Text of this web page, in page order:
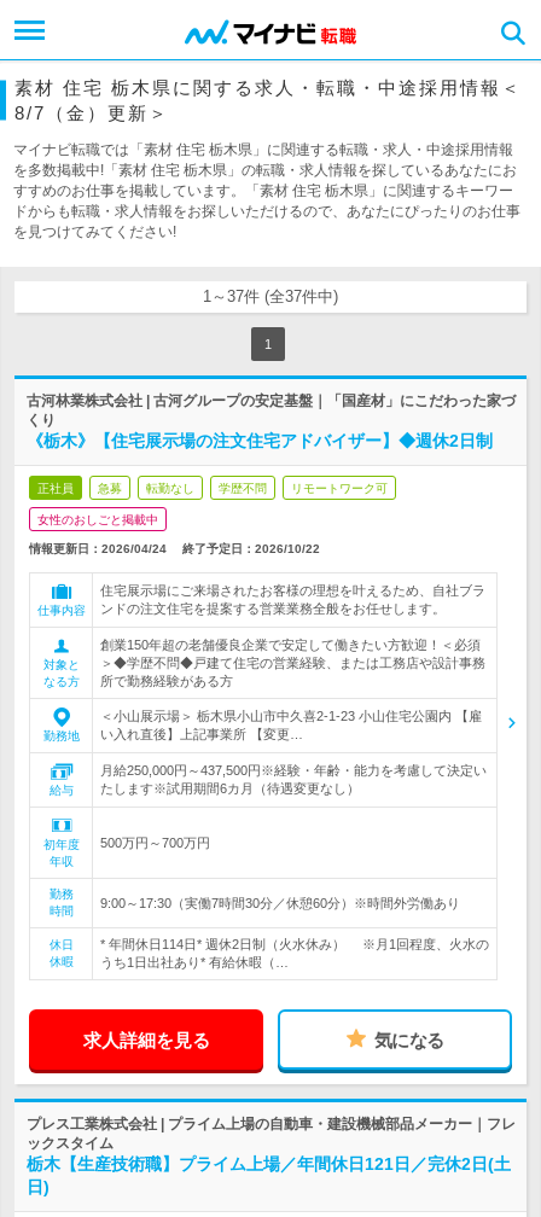
素材 住宅 栃木県に関する求人・転職・中途採用情報＜
8/7（金）更新＞
マイナビ転職では「素材 住宅 栃木県」に関連する転職・求人・中途採用情報
を多数掲載中!「素材 住宅 栃木県」の転職・求人情報を探しているあなたにお
すすめのお仕事を掲載しています。「素材 住宅 栃木県」に関連するキーワー
ドからも転職・求人情報をお探しいただけるので、あなたにぴったりのお仕事
を見つけてみてください!
1～37件 (全37件中)
1
古河林業株式会社 | 古河グループの安定基盤｜「国産材」にこだわった家づ
くり
《栃木》【住宅展示場の注文住宅アドバイザー】◆週休2日制
正社員 急募 転勤なし 学歴不問 リモートワーク可
女性のおしごと掲載中
情報更新日：2026/04/24 終了予定日： 2026/10/22
仕事内容
住宅展示場にご来場されたお客様の理想を叶えるため、自社ブラ
ンドの注文住宅を提案する営業業務全般をお任せします。
対象と
なる方
創業150年超の老舗優良企業で安定して働きたい方歓迎！＜必須
＞◆学歴不問◆戸建て住宅の営業経験、または工務店や設計事務
所で勤務経験がある方
勤務地
＜小山展示場＞ 栃木県小山市中久喜2-1-23 小山住宅公園内 【雇
い入れ直後】上記事業所 【変更…
給与
月給250,000円～437,500円※経験・年齢・能力を考慮して決定い
たします※試用期間6カ月（待遇変更なし）
初年度
年収
500万円～700万円
勤務
時間
9:00～17:30（実働7時間30分／休憩60分）※時間外労働あり
休日
休暇
* 年間休日114日* 週休2日制（火水休み） ※月1回程度、火水の
うち1日出社あり* 有給休暇（…
求人詳細を見る 気になる
プレス工業株式会社 | プライム上場の自動車・建設機械部品メーカー｜フレ
ックスタイム
栃木【生産技術職】プライム上場／年間休日121日／完休2日(土
日)